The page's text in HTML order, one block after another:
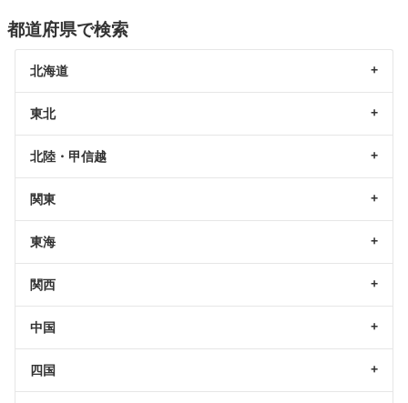
都道府県で検索
北海道
東北
北陸・甲信越
関東
東海
関西
中国
四国